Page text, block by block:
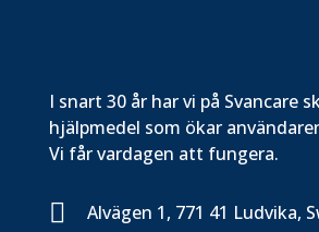
I snart 30 år har vi på Svancare
hjälpmedel som ökar
Vi får vardagen att fungera.
 Alvägen 1, 771 41 Ludvika,